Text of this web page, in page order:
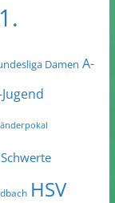
1.
Damen A-
Schwerte
HSV